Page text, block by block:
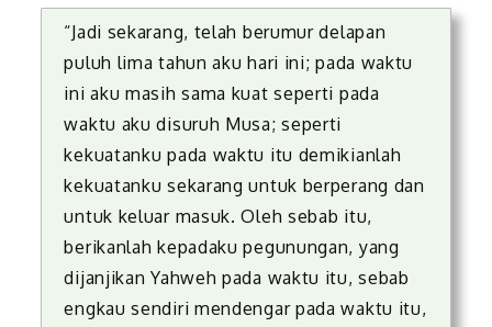
“Jadi sekarang, telah berumur delapan
puluh lima tahun aku hari ini; pada waktu
ini aku masih sama kuat seperti pada
waktu aku disuruh Musa; seperti
kekuatanku pada waktu itu demikianlah
kekuatanku sekarang untuk berperang dan
untuk keluar masuk. Oleh sebab itu,
berikanlah kepadaku pegunungan, yang
dijanjikan Yahweh pada waktu itu, sebab
engkau sendiri mendengar pada waktu itu,